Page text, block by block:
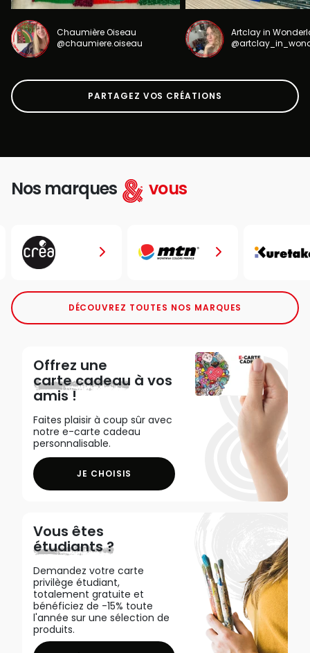
Chaumière Oiseau
@chaumiere.oiseau
Artclay in
PARTAGEZ VOS CRÉATIONS
Nos marques vous
DÉCOUVREZ TOUTES NOS MARQUES
Offrez une
carte cadeau à vos
amis !
Faites plaisir à coup sûr avec
notre e-carte cadeau
personnalisable.
JE CHOISIS
Vous êtes
étudiants ?
Demandez votre carte
privilège étudiant,
totalement gratuite et
bénéficiez de -15% toute
l'année sur une sélection de
produits.